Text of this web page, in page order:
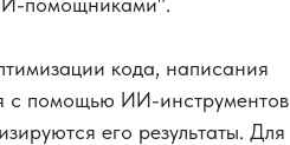
кода, написания
с помощью ИИ-инструментов
его результаты. Для